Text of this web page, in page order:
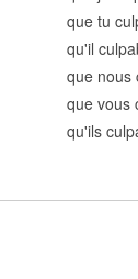
que tu
qu'il
que nous
que vous
qu'ils